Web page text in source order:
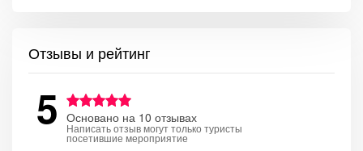
Отзывы и рейтинг
5 Основано на 10 отзывах
Написать отзыв могут только туристы
посетившие мероприятие